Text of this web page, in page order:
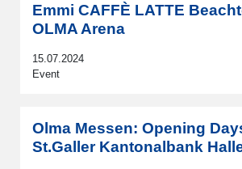
Emmi CAFFÈ LATTE
OLMA Arena
15.07.2024
Event
Olma Messen: Opening
St.Galler Kantonalbank